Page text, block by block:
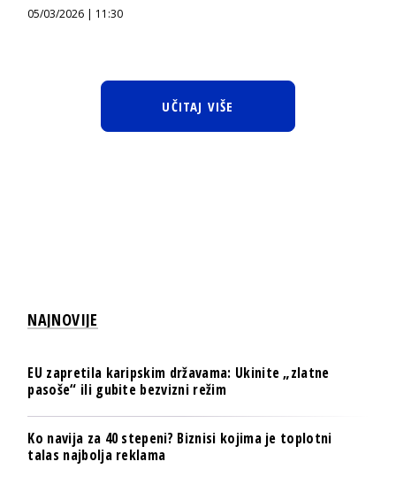
05/03/2026 | 11:30
UČITAJ VIŠE
NAJNOVIJE
EU zapretila karipskim državama: Ukinite „zlatne
pasoše“ ili gubite bezvizni režim
Ko navija za 40 stepeni? Biznisi kojima je toplotni
talas najbolja reklama